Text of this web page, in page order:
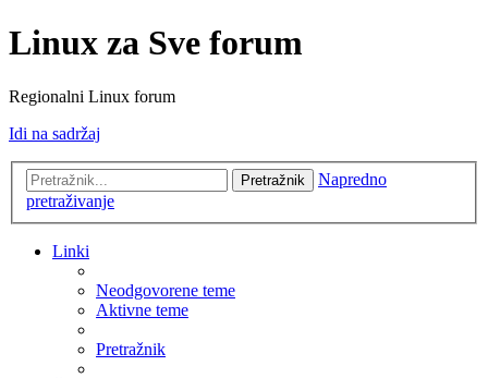
Linux za Sve forum
Regionalni Linux forum
Idi na sadržaj
Pretražnik
Napredno
pretraživanje
Linki
Neodgovorene teme
Aktivne teme
Pretražnik